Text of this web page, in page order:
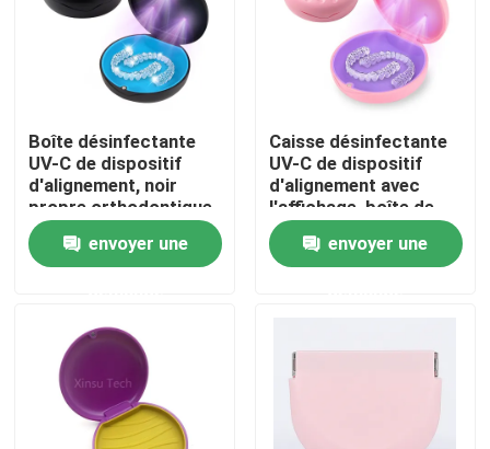
Produits
Au sujet de nous
Contrôle de qualité
Contactez-nous
Boîte désinfectante
UV-C de dispositif
d'alignement, noir
propre orthodontique
de cas
envoyer une
Caisse désinfectante
UV-C de dispositif
d'alignement avec
l'affichage, boîte de
dentier de lumière UV
mince envoyer une